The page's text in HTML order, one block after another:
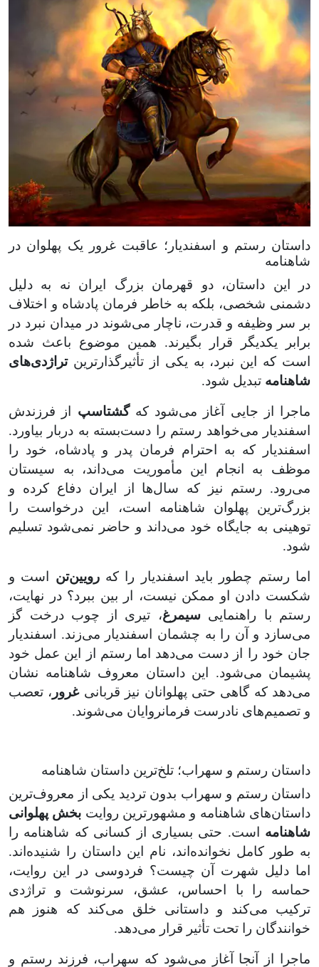
داستان رستم و اسفندیار؛ عاقبت غرور یک پهلوان در
شاهنامه
در این داستان، دو قهرمان بزرگ ایران نه به دلیل
دشمنی شخصی، بلکه به خاطر فرمان پادشاه و اختلاف
بر سر وظیفه و قدرت، ناچار می‌شوند در میدان نبرد در
برابر یکدیگر قرار بگیرند. همین موضوع باعث شده
است که این نبرد، به یکی از تأثیرگذارترینتراژدی‌های
شاهنامه تبدیل شود.
ماجرا از جایی آغاز می‌شود کهگشتاسپ از فرزندش
اسفندیار می‌خواهد رستم را دست‌بسته به دربار بیاورد.
اسفندیار که به احترام فرمان پدر و پادشاه، خود را
موظف به انجام این مأموریت می‌داند، به سیستان
می‌رود. رستم نیز که سال‌ها از ایران دفاع کرده و
بزرگ‌ترین پهلوان شاهنامه است، این درخواست را
توهینی به جایگاه خود می‌داند و حاضر نمی‌شود تسلیم
شود.
اما رستم چطور باید اسفندیار را کهرویین‌تن
است و
شکست دادن او ممکن نیست، ار بین ببرد؟ در نهایت،
رستم با راهنمایی سیمرغ، تیری از چوب درخت گز
می‌سازد و آن را به چشمان اسفندیار می‌زند. اسفندیار
جان خود را از دست می‌دهد اما رستم از این عمل خود
پشیمان می‌شود. این داستان معروف شاهنامه نشان
می‌دهد که گاهی حتی پهلوانان نیز قربانیغرور ، تعصب
و تصمیم‌های نادرست فرمانروایان می‌شوند.
داستان رستم و سهراب؛ تلخ‌ترین داستان شاهنامه
داستان رستم و سهراب بدون تردید یکی از معروف‌ترین
داستان‌های شاهنامه و مشهورترین روایت بخش پهلوانی
شاهنامه است. حتی بسیاری از کسانی که شاهنامه را
به طور کامل نخوانده‌اند، نام این داستان را شنیده‌اند.
اما دلیل شهرت آن چیست؟ فردوسی در این روایت،
حماسه را با احساس، عشق، سرنوشت و تراژدی
ترکیب می‌کند و داستانی خلق می‌کند که هنوز هم
خوانندگان را تحت تأثیر قرار می‌دهد.
ماجرا از آنجا آغاز می‌شود که سهراب، فرزند رستم و